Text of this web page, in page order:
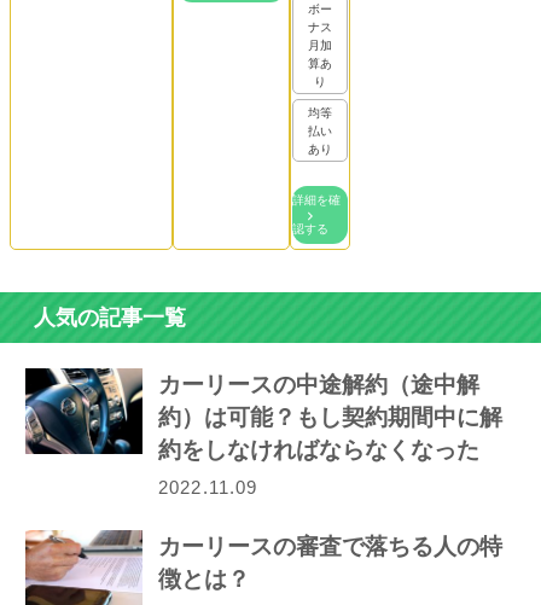
ボー
ナス
月加
算あ
り
均等
払い
あり
詳細を確
認する
人気の記事一覧
カーリースの中途解約（途中解
約）は可能？もし契約期間中に解
約をしなければならなくなった
ら…
2022.11.09
カーリースの審査で落ちる人の特
徴とは？